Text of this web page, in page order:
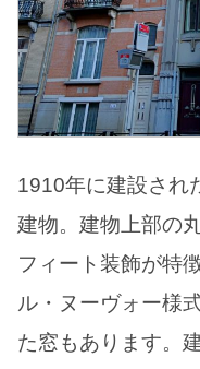
1910年に建設され
建物。建物上部の
フィート装飾が特
ル・ヌーヴォー様
た窓もあります。